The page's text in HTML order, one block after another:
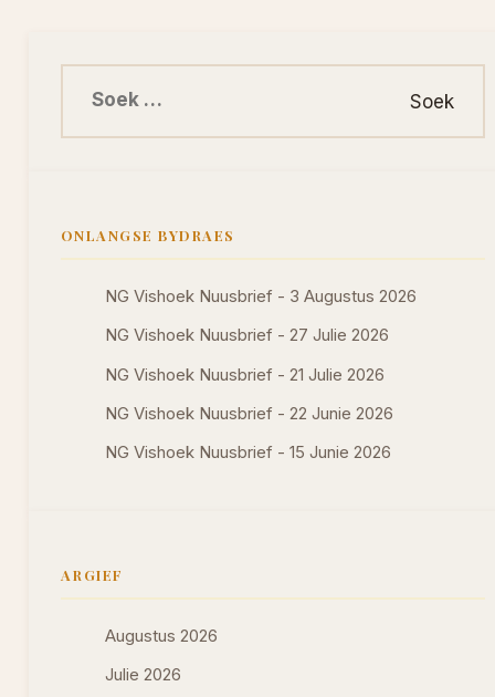
ONLANGSE BYDRAES
NG Vishoek Nuusbrief - 3 Augustus 2026
NG Vishoek Nuusbrief - 27 Julie 2026
NG Vishoek Nuusbrief - 21 Julie 2026
NG Vishoek Nuusbrief - 22 Junie 2026
NG Vishoek Nuusbrief - 15 Junie 2026
ARGIEF
Augustus 2026
Julie 2026